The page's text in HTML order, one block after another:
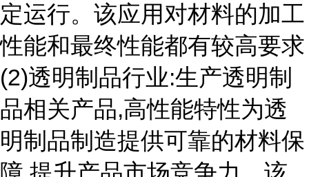
定运行。该应用对材料的加工
性能和最终性能都有较高要求
(2)透明制品行业:生产透明制
品相关产品,高性能特性为透
明制品制造提供可靠的材料保